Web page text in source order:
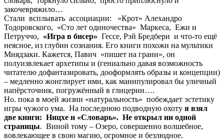
закочевряжило…
Стали всплывать ассоциации: «Крот» Алехандро
Тодоровского, «Сто лет одиночества» Маркеса, Ежи и
Петруччо, «Игра в бисер» Гессе, Рэй Бредбери и что-то ещё
неясное, из глубин сознания. Его книги похожи на мультики
Миядзаки. Кажется, Павич «пишет на грани», он
полуизвлекает архетипы и (гениально давая возможность
читателю дофантазировать, дооформлять образы и концепции)
– медленно жонглирует ими, как манипулировал бы уличный
напёрсточник, погружённый в глицерин….
Но. пока в моей жизни «натуральность» побеждает эстетику
игры чужого ума. На последнюю подводную охоту я взял
две книги: Ницхе и «Словарь». Не открыл ни одной
страницы. Виной тому – Озеро, совершенно волшебное,
вовлекающее в свою магию, огромное и безлюдное.